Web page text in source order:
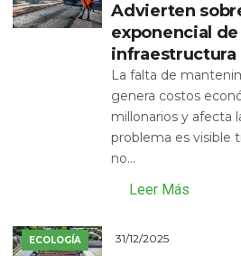
Advierten
exponencial de
infraestructura
La falta de
genera costos
millonarios y afecta
problema es visible
no...
Leer Más
ECOLOGÍA 31/12/2025